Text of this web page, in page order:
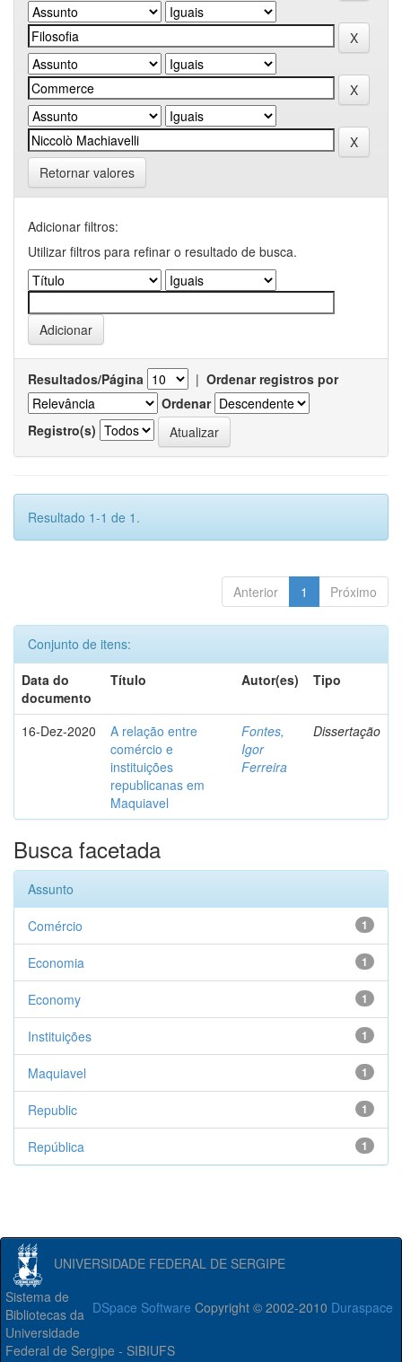
Retornar valores
Adicionar filtros:
Utilizar filtros para refinar o resultado de busca.
Resultados/Página | Ordenar registros por
Ordenar
Registro(s)
Resultado 1-1 de 1.
Anterior 1 Próximo
Conjunto de itens:
Data do
documento
Título Autor(es) Tipo
16-Dez-2020
A relação entre
comércio e
instituições
republicanas em
Maquiavel
Fontes,
Igor
Ferreira
Dissertação
Busca facetada
Assunto
1
Comércio
1
Economia
1
Economy
1
Instituições
1
Maquiavel
1
Republic
1
República
UNIVERSIDADE FEDERAL DE SERGIPE
DSpace Software Copyright © 2002-2010 Duraspace
Sistema de
Bibliotecas da
Universidade
Federal de Sergipe - SIBIUFS